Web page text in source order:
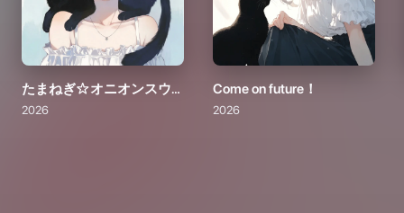
たまねぎ☆オニオンスウィング
2026
Come on future！
2026